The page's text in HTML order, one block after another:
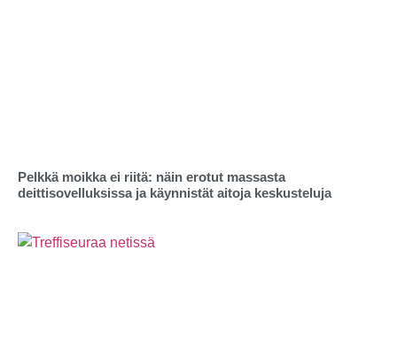
Pelkkä moikka ei riitä: näin erotut massasta
deittisovelluksissa ja käynnistät aitoja keskusteluja